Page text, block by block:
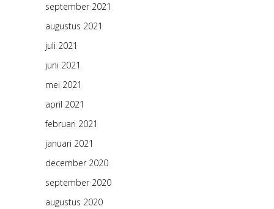
september 2021
augustus 2021
juli 2021
juni 2021
mei 2021
april 2021
februari 2021
januari 2021
december 2020
september 2020
augustus 2020